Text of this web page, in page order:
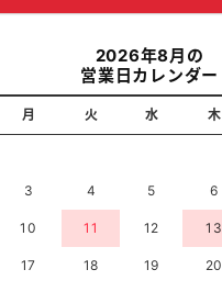
2026年8月の
営業日カレンダー
月 火 水 木
3 4 5 6
10 11 12 13
17 18 19 20